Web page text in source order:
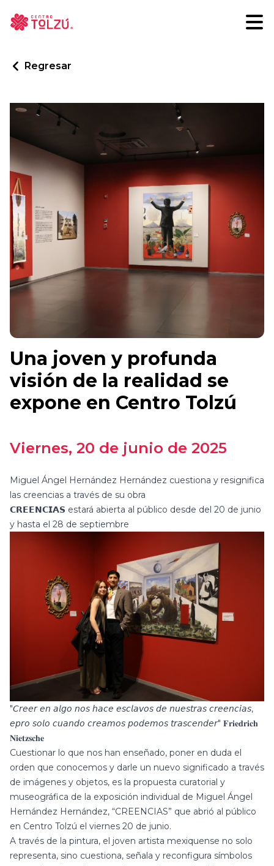
Regresar
Una joven y profunda
visión de la realidad se
expone en Centro Tolzú
Viernes, 20 de junio de 2025
Miguel Ángel Hernández Hernández cuestiona y resignifica
las creencias a través de su obra
𝗖𝗥𝗘𝗘𝗡𝗖𝗜𝗔𝗦 estará abierta al público desde del 20 de junio
y hasta el 28 de septiembre
"𝘊𝘳𝘦𝘦𝘳 𝘦𝘯 𝘢𝘭𝘨𝘰 𝘯𝘰𝘴 𝘩𝘢𝘤𝘦 𝘦𝘴𝘤𝘭𝘢𝘷𝘰𝘴 𝘥𝘦 𝘯𝘶𝘦𝘴𝘵𝘳𝘢𝘴 𝘤𝘳𝘦𝘦𝘯𝘤𝘪𝘢𝘴,
𝘦𝘱𝘳𝘰 𝘴𝘰𝘭𝘰 𝘤𝘶𝘢𝘯𝘥𝘰 𝘤𝘳𝘦𝘢𝘮𝘰𝘴 𝘱𝘰𝘥𝘦𝘮𝘰𝘴 𝘵𝘳𝘢𝘴𝘤𝘦𝘯𝘥𝘦𝘳" 𝐅𝐫𝐢𝐞𝐝𝐫𝐢𝐜𝐡
𝐍𝐢𝐞𝐭𝐳𝐬𝐜𝐡𝐞
Cuestionar lo que nos han enseñado, poner en duda el
orden que conocemos y darle un nuevo significado a través
de imágenes y objetos, es la propuesta curatorial y
museográfica de la exposición individual de Miguel Ángel
Hernández Hernández, “CREENCIAS” que abrió al público
en Centro Tolzú el viernes 20 de junio.
A través de la pintura, el joven artista mexiquense no solo
representa, sino cuestiona, señala y reconfigura símbolos